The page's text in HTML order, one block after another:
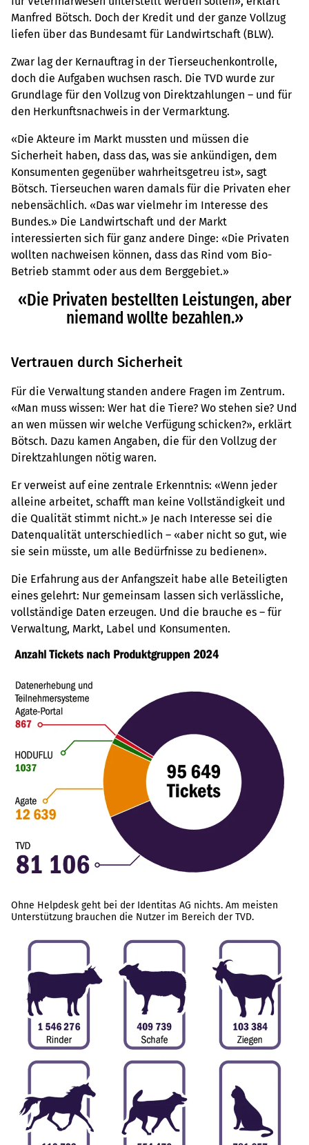
Manfred Bötsch. Doch der Kredit und der ganze Vollzug
liefen über das Bundesamt für Landwirtschaft (BLW).
Zwar lag der Kernauftrag in der Tierseuchenkontrolle,
doch die Aufgaben wuchsen rasch. Die TVD wurde zur
Grundlage für den Vollzug von Direktzahlungen – und für
den Herkunftsnachweis in der Vermarktung.
«Die Akteure im Markt mussten und müssen die
Sicherheit haben, dass das, was sie ankündigen, dem
Konsumenten gegenüber wahrheitsgetreu ist», sagt
Bötsch. Tierseuchen waren damals für die Privaten eher
nebensächlich. «Das war vielmehr im Interesse des
Bundes.» Die Landwirtschaft und der Markt
interessierten sich für ganz andere Dinge: «Die Privaten
wollten nachweisen können, dass das Rind vom Bio-
Betrieb stammt oder aus dem Berggebiet.»
«Die Privaten bestellten Leistungen, aber
niemand wollte bezahlen.»
Vertrauen durch Sicherheit
Für die Verwaltung standen andere Fragen im Zentrum.
«Man muss wissen: Wer hat die Tiere? Wo stehen sie? Und
an wen müssen wir welche Verfügung schicken?», erklärt
Bötsch. Dazu kamen Angaben, die für den Vollzug der
Direktzahlungen nötig waren.
Er verweist auf eine zentrale Erkenntnis: «Wenn jeder
alleine arbeitet, schafft man keine Vollständigkeit und
die Qualität stimmt nicht.» Je nach Interesse sei die
Datenqualität unterschiedlich – «aber nicht so gut, wie
sie sein müsste, um alle Bedürfnisse zu bedienen».
Die Erfahrung aus der Anfangszeit habe alle Beteiligten
eines gelehrt: Nur gemeinsam lassen sich verlässliche,
vollständige Daten erzeugen. Und die brauche es – für
Verwaltung, Markt, Label und Konsumenten.
Ohne Helpdesk geht bei der Identitas AG nichts. Am meisten
Unterstützung brauchen die Nutzer im Bereich der TVD.